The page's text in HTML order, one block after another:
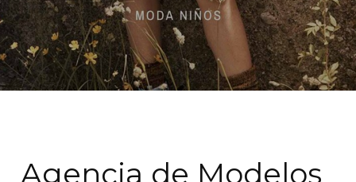
Agencia de Modelos